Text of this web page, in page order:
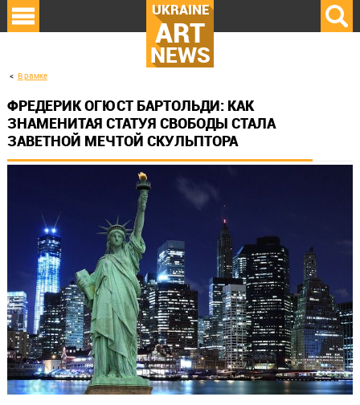
UKRAINE
ART
NEWS
В рамке
ФРЕДЕРИК ОГЮСТ БАРТОЛЬДИ: КАК
ЗНАМЕНИТАЯ СТАТУЯ СВОБОДЫ СТАЛА
ЗАВЕТНОЙ МЕЧТОЙ СКУЛЬПТОРА